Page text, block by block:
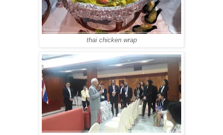
thai chicken wrap